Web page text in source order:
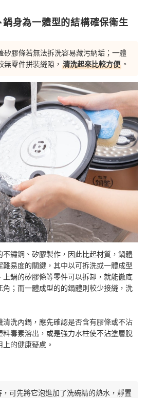
鍋身為一體型的結構確保衛生
矽膠條若無法拆洗容易藏污納垢；一體
無零件拼裝縫隙， 清洗起來比較方便 。
不鏽鋼、矽膠製作，因此比起材質，鍋體
易度的關鍵，其中以可拆洗或一體成型
上鍋的矽膠條等零件可以拆卸，就能徹底
； 而一體成型的的鍋體則較少接縫， 洗
清洗內鍋，應先確認是否含有膠條或不沾
毒素溶出，或是強力水柱使不沾塗層脫
的健康疑慮。
可先將它泡進加了洗碗精的熱水，靜置